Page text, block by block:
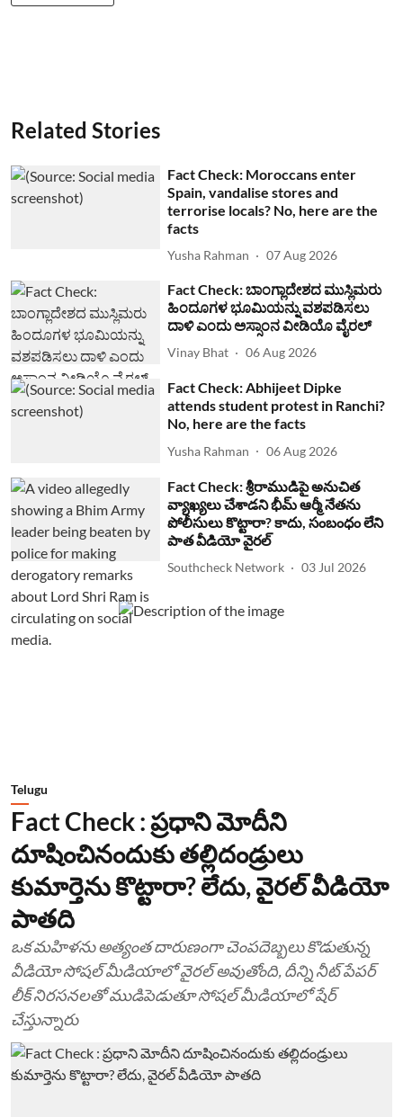
Related Stories
Fact Check: Moroccans enter
Spain, vandalise stores and
terrorise locals? No, here are the
facts
Yusha Rahman 07 Aug 2026
Fact Check: ಬಾಂಗ್ಲಾದೇಶದ ಮುಸ್ಲಿಮರು
ಹಿಂದೂಗಳ ಭೂಮಿಯನ್ನು ವಶಪಡಿಸಲು
ದಾಳಿ ಎಂದು ಅಸ್ಸಾಂನ ವೀಡಿಯೊ ವೈರಲ್
Vinay Bhat 06 Aug 2026
Fact Check: Abhijeet Dipke
attends student protest in Ranchi?
No, here are the facts
Yusha Rahman 06 Aug 2026
Fact Check: శ్రీరాముడిపై అనుచిత
వ్యాఖ్యలు చేశాడని భీమ్ ఆర్మీ నేతను
పోలీసులు కొట్టారా? కాదు, సంబంధం లేని
పాత వీడియో వైరల్
Southcheck Network 03 Jul 2026
Telugu
Fact Check : ప్రధాని మోదీని
దూషించినందుకు తల్లిదండ్రులు
కుమార్తెను కొట్టారా? లేదు, వైరల్ వీడియో
పాతది
ఒక మహిళను అత్యంత దారుణంగా చెంపదెబ్బలు కొడుతున్న
వీడియో సోషల్ మీడియాలో వైరల్ అవుతోంది, దీన్ని నీట్ పేపర్
లీక్ నిరసనలతో ముడిపెడుతూ సోషల్ మీడియాలో షేర్
చేస్తున్నారు